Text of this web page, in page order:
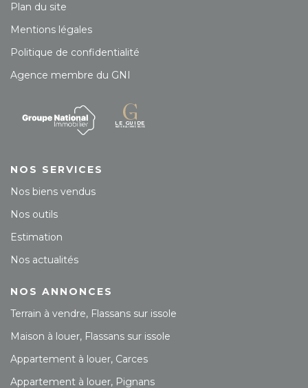
Plan du site
Mentions légales
Politique de confidentialité
Agence membre du GNI
NOS SERVICES
Nos biens vendus
Nos outils
Estimation
Nos actualités
NOS ANNONCES
Terrain à vendre, Flassans sur issole
Maison à louer, Flassans sur issole
Appartement à louer, Carces
Appartement à louer, Pignans